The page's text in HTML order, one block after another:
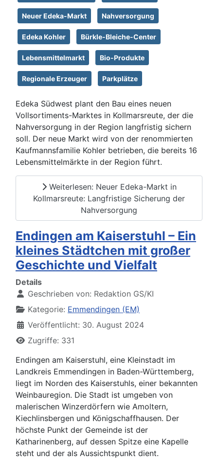
Neuer Edeka-Markt Nahversorgung
Edeka Kohler Bürkle-Bleiche-Center
Lebensmittelmarkt Bio-Produkte
Regionale Erzeuger Parkplätze
Edeka Südwest plant den Bau eines neuen
Vollsortiments-Marktes in Kollmarsreute, der die
Nahversorgung in der Region langfristig sichern
soll. Der neue Markt wird von der renommierten
Kaufmannsfamilie Kohler betrieben, die bereits 16
Lebensmittelmärkte in der Region führt.
Weiterlesen: Neuer Edeka-Markt in
Kollmarsreute: Langfristige Sicherung der
Nahversorgung
Endingen am Kaiserstuhl – Ein
kleines Städtchen mit großer
Geschichte und Vielfalt
Details
Geschrieben von: Redaktion GS/KI
Kategorie: Emmendingen (EM)
Veröffentlicht: 30. August 2024
Zugriffe: 331
Endingen am Kaiserstuhl, eine Kleinstadt im
Landkreis Emmendingen in Baden-Württemberg,
liegt im Norden des Kaiserstuhls, einer bekannten
Weinbauregion. Die Stadt ist umgeben von
malerischen Winzerdörfern wie Amoltern,
Kiechlinsbergen und Königschaffhausen. Der
höchste Punkt der Gemeinde ist der
Katharinenberg, auf dessen Spitze eine Kapelle
steht und der als Aussichtspunkt dient.